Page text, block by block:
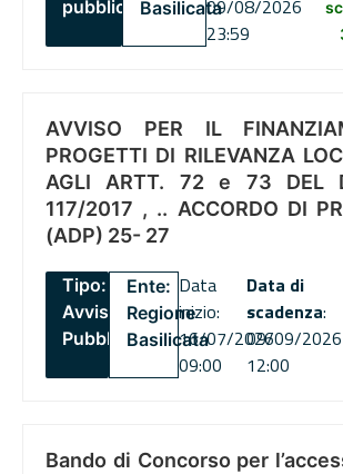
pubblico Basilicata09/08/2026
23:59
AVVISO PER IL
PROGETTI DI RILEVANZA
AGLI ARTT. 72 e 73 DEL
117/2017 , .. ACCORDO DI
(ADP) 25- 27
Tipo:
Avviso
Pubblico
Ente:
Regione
Basilicata
Data
inizio:
16/07/2026
09:00
Data di
scadenza:
09/09/2026
12:00
Bando di Concorso per